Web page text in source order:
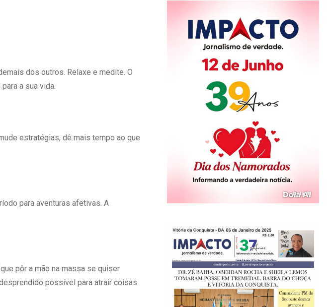
dos outros. Relaxe e medite. O
a sua vida.
estratégias, dê mais tempo ao que
para aventuras afetivas. A
pôr a mão na massa se quiser
possível para atrair coisas